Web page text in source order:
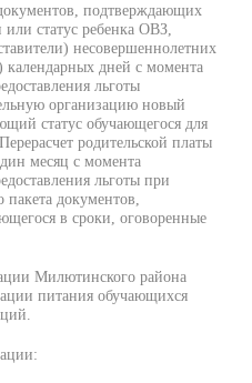
подтверждающих
или статус ребенка ОВЗ,
несовершеннолетних
календарных дней с момента
льготы
организацию новый
статус обучающегося для
родительской платы
месяц с момента
льготы при
пакета документов,
в сроки, оговоренные
Милютинского района
питания обучающихся